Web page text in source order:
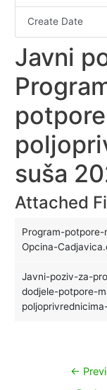
Create Date
Javni
suša
Attached
Program-
Opcina-
Javni-poziv-za-
dodjele-potpore-
Navigacija
←